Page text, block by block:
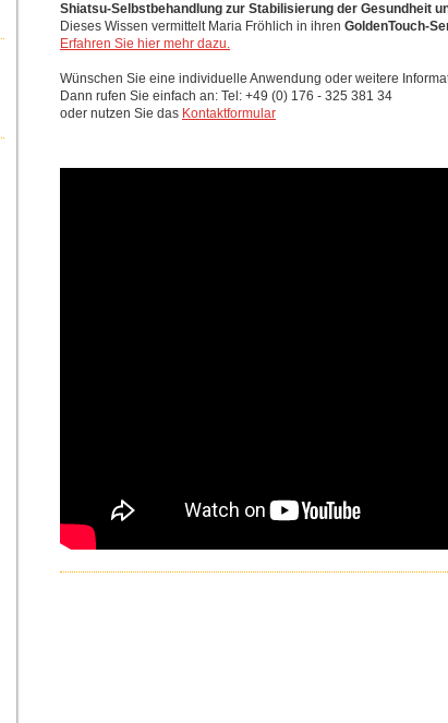
Shiatsu-Selbstbehandlung zur Stabilisierung der Gesundheit
Dieses Wissen vermittelt Maria Fröhlich in ihren GoldenTouch-
Erfahren Sie hier mehr dazu.
Wünschen Sie eine individuelle Anwendung oder weitere
Dann rufen Sie einfach an: Tel: +49 (0) 176 - 325 381 34
oder nutzen Sie das Kontaktformular